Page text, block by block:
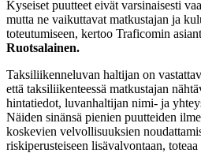
Kyseiset puutteet eivät varsinaisesti
mutta ne vaikuttavat matkustajan ja
toteutumiseen, kertoo Traficomin
Ruotsalainen.
Taksiliikenneluvan haltijan on
että taksiliikenteessä matkustajan
hintatiedot, luvanhaltijan nimi- ja
Näiden sinänsä pienien puutteiden
koskevien velvollisuuksien
riskiperusteiseen lisävalvontaan,